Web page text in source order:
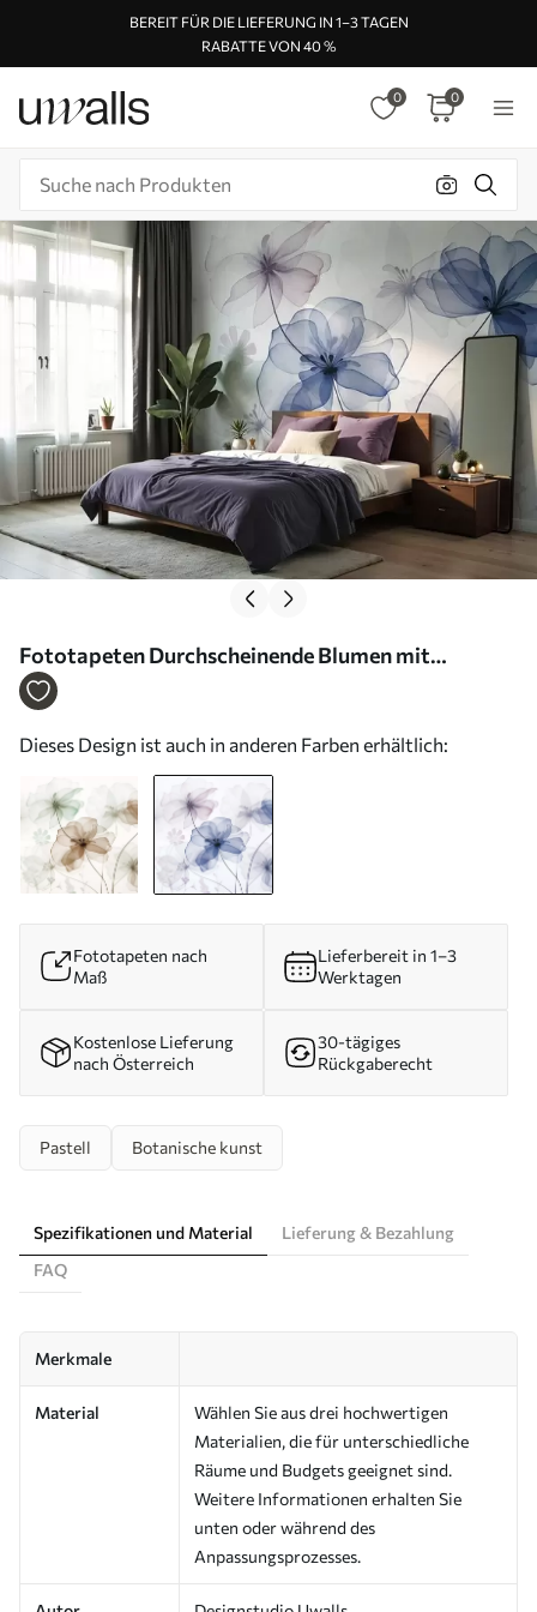
BEREIT FÜR DIE LIEFERUNG IN 1–3 TAGEN
RABATTE VON 40 %
0 0
Fototapeten Durchscheinende Blumen mit
gedeckten blauen und rosa Blütenblättern, langen
strukturiertem Blumenmuster N° w09529v1
Dieses Design ist auch in anderen Farben erhältlich:
Fototapeten nach
Maß
Lieferbereit in 1–3
Werktagen
Kostenlose Lieferung
nach Österreich
30-tägiges
Rückgaberecht
Pastell Botanische kunst
Spezifikationen und Material
Lieferung & Bezahlung
FAQ
Merkmale
Material
Wählen Sie aus drei hochwertigen
Materialien, die für unterschiedliche
Räume und Budgets geeignet sind.
Weitere Informationen erhalten Sie
unten oder während des
Anpassungsprozesses.